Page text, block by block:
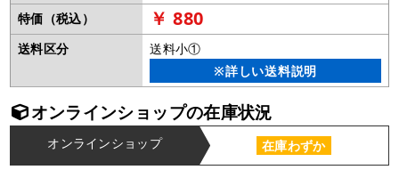
特価（税込）
￥ 880
送料区分
送料小①
※詳しい送料説明
オンラインショップの在庫状況
オンラインショップ 在庫わずか